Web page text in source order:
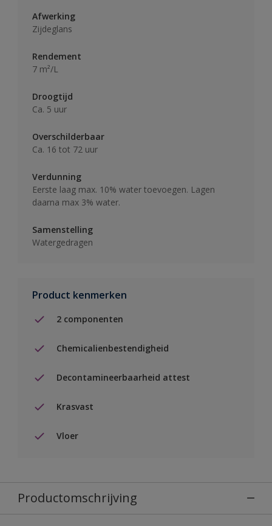
Afwerking
Zijdeglans
Rendement
7 m²/L
Droogtijd
Ca. 5 uur
Overschilderbaar
Ca. 16 tot 72 uur
Verdunning
Eerste laag max. 10% water toevoegen. Lagen
daarna max 3% water.
Samenstelling
Watergedragen
Product kenmerken
2 componenten
Chemicalienbestendigheid
Decontamineerbaarheid attest
Krasvast
Vloer
Productomschrijving